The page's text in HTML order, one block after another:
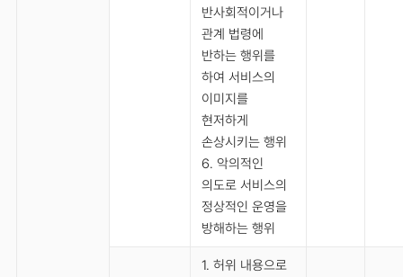
반사회적이거나
관계 법령에
반하는 행위를
하여 서비스의
이미지를
현저하게
손상시키는 행위
6. 악의적인
의도로 서비스의
정상적인 운영을
방해하는 행위
1. 허위 내용으로